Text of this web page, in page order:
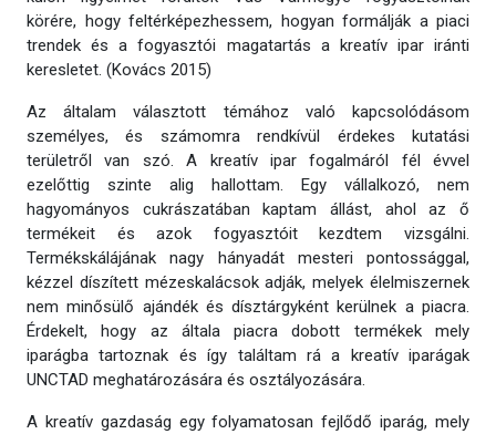
körére, hogy feltérképezhessem, hogyan formálják a piaci
trendek és a fogyasztói magatartás a kreatív ipar iránti
keresletet. (Kovács 2015)
Az általam választott témához való kapcsolódásom
személyes, és számomra rendkívül érdekes kutatási
területről van szó. A kreatív ipar fogalmáról fél évvel
ezelőttig szinte alig hallottam. Egy vállalkozó, nem
hagyományos cukrászatában kaptam állást, ahol az ő
termékeit és azok fogyasztóit kezdtem vizsgálni.
Termékskálájának nagy hányadát mesteri pontossággal,
kézzel díszített mézeskalácsok adják, melyek élelmiszernek
nem minősülő ajándék és dísztárgyként kerülnek a piacra.
Érdekelt, hogy az általa piacra dobott termékek mely
iparágba tartoznak és így találtam rá a kreatív iparágak
UNCTAD meghatározására és osztályozására.
A kreatív gazdaság egy folyamatosan fejlődő iparág, mely